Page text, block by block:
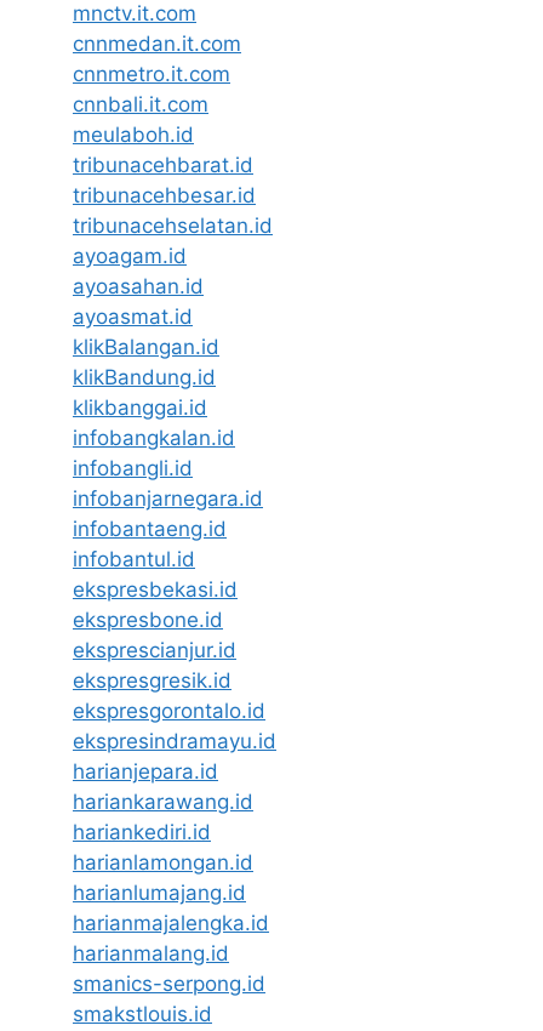
mnctv.it.com
cnnmedan.it.com
cnnmetro.it.com
cnnbali.it.com
meulaboh.id
tribunacehbarat.id
tribunacehbesar.id
tribunacehselatan.id
ayoagam.id
ayoasahan.id
ayoasmat.id
klikBalangan.id
klikBandung.id
klikbanggai.id
infobangkalan.id
infobangli.id
infobanjarnegara.id
infobantaeng.id
infobantul.id
ekspresbekasi.id
ekspresbone.id
eksprescianjur.id
ekspresgresik.id
ekspresgorontalo.id
ekspresindramayu.id
harianjepara.id
hariankarawang.id
hariankediri.id
harianlamongan.id
harianlumajang.id
harianmajalengka.id
harianmalang.id
smanics-serpong.id
smakstlouis.id